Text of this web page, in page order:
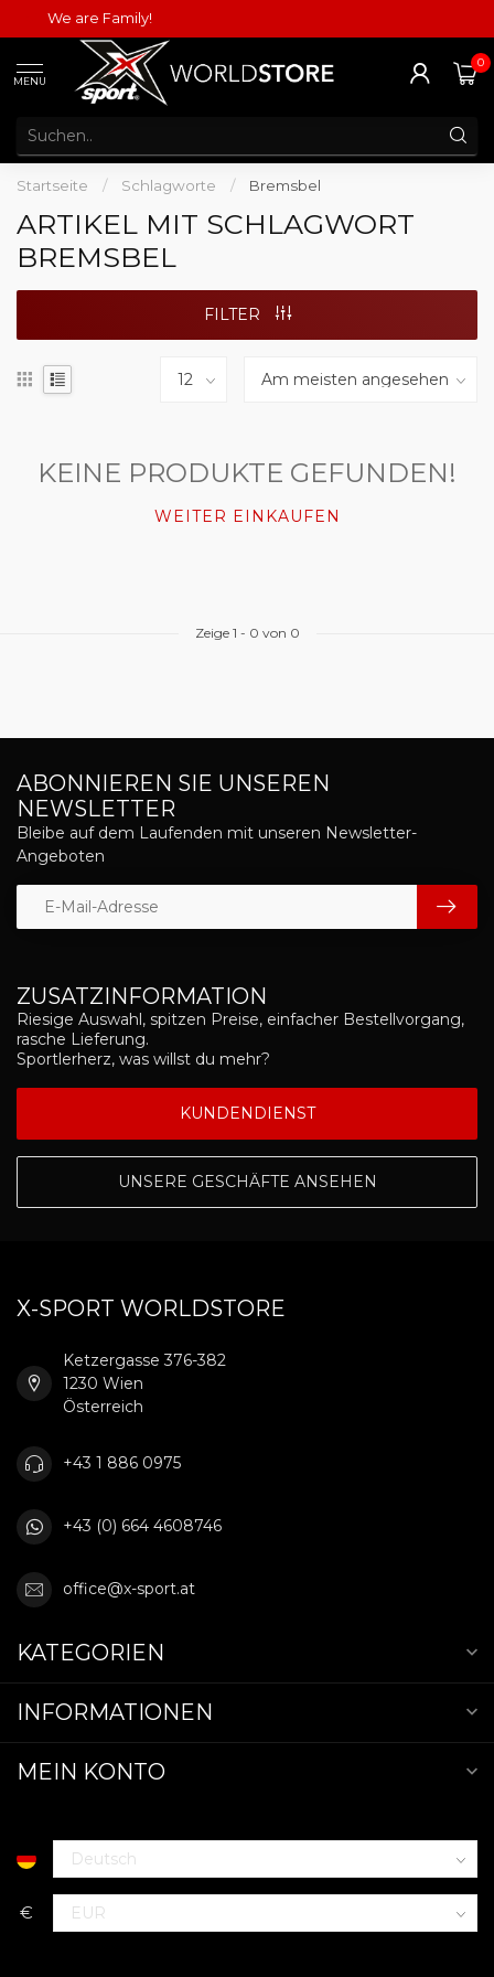
We are Family!
MENU
0
Startseite / Schlagworte / Bremsbel
ARTIKEL MIT SCHLAGWORT
BREMSBEL
FILTER
KEINE PRODUKTE GEFUNDEN!
WEITER EINKAUFEN
Zeige 1 - 0 von 0
ZUSATZINFORMATION
Riesige Auswahl, spitzen Preise, einfacher Bestellvorgang,
rasche Lieferung.
Sportlerherz, was willst du mehr?
KUNDENDIENST
UNSERE GESCHÄFTE ANSEHEN
ABONNIEREN SIE UNSEREN
NEWSLETTER
Bleibe auf dem Laufenden mit unseren Newsletter-
Angeboten
X-SPORT WORLDSTORE
Ketzergasse 376-382
1230 Wien
Österreich
+43 1 886 0975
+43 (0) 664 4608746
office@x-sport.at
KATEGORIEN
INFORMATIONEN
MEIN KONTO
€